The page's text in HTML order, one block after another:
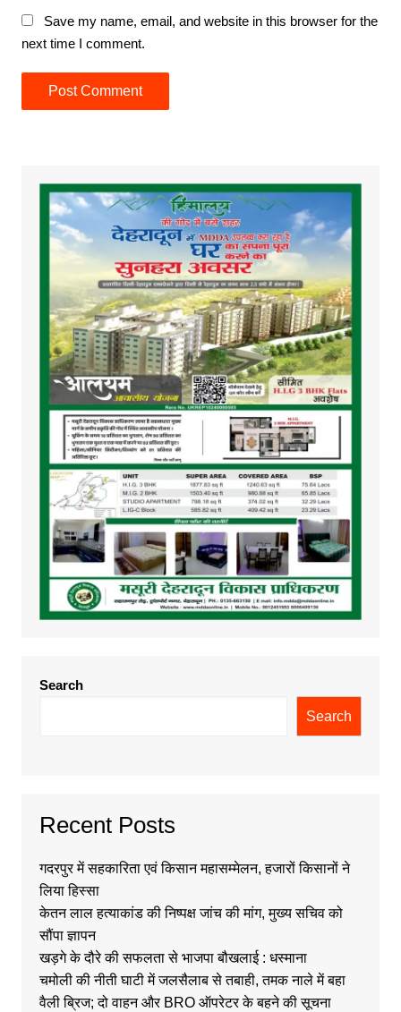
Save my name, email, and website in this browser for the
next time I comment.
Search
Search
Recent Posts
गदरपुर में सहकारिता एवं किसान महासम्मेलन, हजारों किसानों ने
लिया हिस्सा
केतन लाल हत्याकांड की निष्पक्ष जांच की मांग, मुख्य सचिव को
सौंपा ज्ञापन
खड़गे के दौरे की सफलता से भाजपा बौखलाई : धस्माना
चमोली की नीती घाटी में जलसैलाब से तबाही, तमक नाले में बहा
वैली ब्रिज; दो वाहन और BRO ऑपरेटर के बहने की सूचना